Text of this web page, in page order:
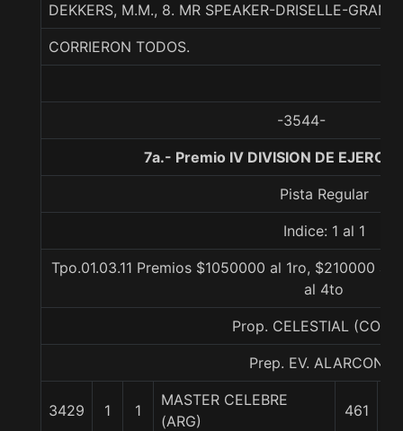
DEKKERS, M.M., 8. MR SPEAKER-DRISELLE-
CORRIERON TODOS.
-3544-
7a.- Premio IV DIVISION DE
Pista Regular
Indice: 1 al 1
Tpo.01.03.11 Premios $1050000 al 1ro, $210000
al 4to
Prop. CELESTIAL
Prep. EV. ALARCON J.
3429 1 1
MASTER CELEBRE
(ARG)
461